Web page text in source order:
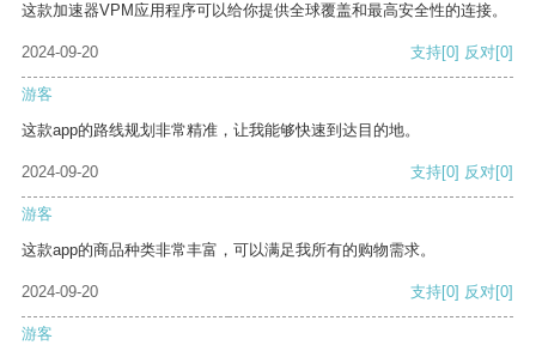
这款加速器VPM应用程序可以给你提供全球覆盖和最高安全性的连接。
2024-09-20 支持[0] 反对[0]
游客
这款app的路线规划非常精准，让我能够快速到达目的地。
2024-09-20 支持[0] 反对[0]
游客
这款app的商品种类非常丰富，可以满足我所有的购物需求。
2024-09-20 支持[0] 反对[0]
游客